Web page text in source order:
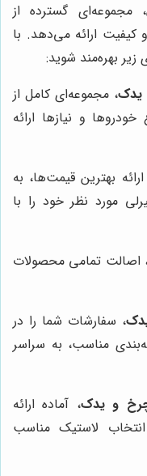
مجموعه‌ای گسترده از
کیفیت ارائه می‌دهد. با
زیر بهره‌مند شوید:
یدک، مجموعه‌ای کامل از
و نیازها ارائه
بهترین قیمت‌ها، به
مورد نظر خود را با
اصالت تمامی محصولات
، سفارشات شما را در
مناسب، به سراسر
و یدک، آماده ارائه
لاستیک مناسب